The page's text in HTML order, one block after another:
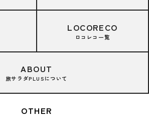
LOCORECO
ロコレコ一覧
ABOUT
旅サラダPLUSについて
OTHER